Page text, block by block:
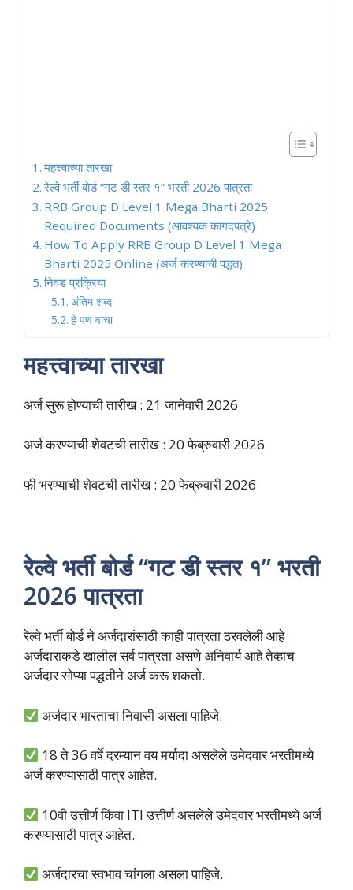
महत्त्वाच्या तारखा
रेल्वे भर्ती बोर्ड “गट डी स्तर १” भरती 2026 पात्रता
RRB Group D Level 1 Mega Bharti 2025
Required Documents (आवश्यक कागदपत्रे)
How To Apply RRB Group D Level 1 Mega
Bharti 2025 Online (अर्ज करण्याची पद्धत)
निवड प्रक्रिया
अंतिम शब्द
हे पण वाचा
महत्त्वाच्या तारखा
अर्ज सुरू होण्याची तारीख : 21 जानेवारी 2026
अर्ज करण्याची शेवटची तारीख : 20 फेब्रुवारी 2026
फी भरण्याची शेवटची तारीख : 20 फेब्रुवारी 2026
रेल्वे भर्ती बोर्ड “गट डी स्तर १” भरती
2026 पात्रता
रेल्वे भर्ती बोर्ड ने अर्जदारांसाठी काही पात्रता ठरवलेली आहे
अर्जदाराकडे खालील सर्व पात्रता असणे अनिवार्य आहे तेव्हाच
अर्जदार सोप्या पद्धतीने अर्ज करू शकतो.
अर्जदार भारताचा निवासी असला पाहिजे.
18 ते 36 वर्षे दरम्यान वय मर्यादा असलेले उमेदवार भरतीमध्ये
अर्ज करण्यासाठी पात्र आहेत.
10वी उत्तीर्ण किंवा ITI उत्तीर्ण असलेले उमेदवार भरतीमध्ये अर्ज
करण्यासाठी पात्र आहेत.
अर्जदारचा स्वभाव चांगला असला पाहिजे.